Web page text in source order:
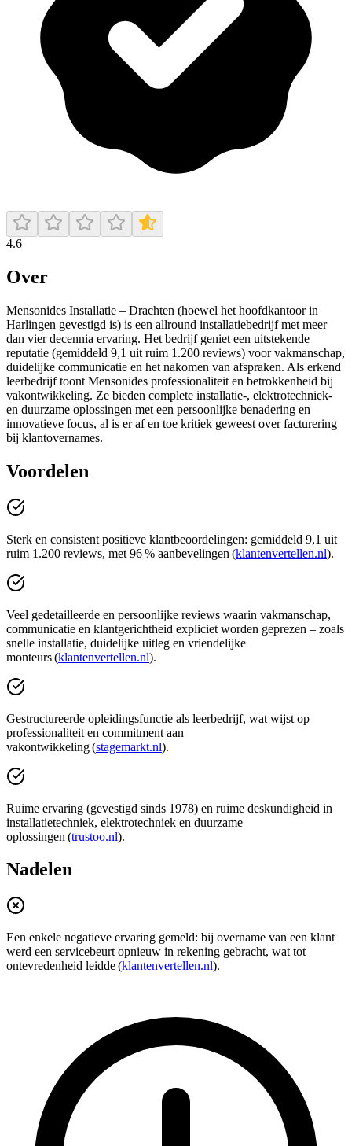
4.6
Over
Mensonides Installatie – Drachten (hoewel het hoofdkantoor in
Harlingen gevestigd is) is een allround installatiebedrijf met meer
dan vier decennia ervaring. Het bedrijf geniet een uitstekende
reputatie (gemiddeld 9,1 uit ruim 1.200 reviews) voor vakmanschap,
duidelijke communicatie en het nakomen van afspraken. Als erkend
leerbedrijf toont Mensonides professionaliteit en betrokkenheid bij
vakontwikkeling. Ze bieden complete installatie-, elektrotechniek-
en duurzame oplossingen met een persoonlijke benadering en
innovatieve focus, al is er af en toe kritiek geweest over facturering
bij klantovernames.
Voordelen
Sterk en consistent positieve klantbeoordelingen: gemiddeld 9,1 uit
ruim 1.200 reviews, met 96 % aanbevelingen (klantenvertellen.nl).
Veel gedetailleerde en persoonlijke reviews waarin vakmanschap,
communicatie en klantgerichtheid expliciet worden geprezen – zoals
snelle installatie, duidelijke uitleg en vriendelijke
monteurs (klantenvertellen.nl).
Gestructureerde opleidingsfunctie als leerbedrijf, wat wijst op
professionaliteit en commitment aan
vakontwikkeling (stagemarkt.nl).
Ruime ervaring (gevestigd sinds 1978) en ruime deskundigheid in
installatietechniek, elektrotechniek en duurzame
oplossingen (trustoo.nl).
Nadelen
Een enkele negatieve ervaring gemeld: bij overname van een klant
werd een servicebeurt opnieuw in rekening gebracht, wat tot
ontevredenheid leidde (klantenvertellen.nl).